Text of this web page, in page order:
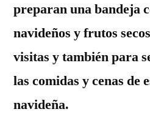
preparan una bandeja
navideños y frutos
visitas y también para
las comidas y cenas de
navideña.